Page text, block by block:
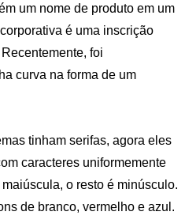
um nome de produto em um
é uma inscrição
foi
curva na forma de um
tinham serifas, agora eles
caracteres uniformemente
o resto é minúsculo.
de branco, vermelho e azul.